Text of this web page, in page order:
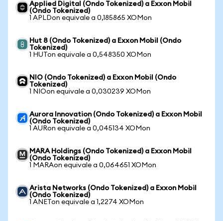
Applied Digital (Ondo Tokenized) a Exxon Mobil
(Ondo Tokenized)
1 APLDon equivale a 0,185865 XOMon
Hut 8 (Ondo Tokenized) a Exxon Mobil (Ondo
Tokenized)
1 HUTon equivale a 0,548350 XOMon
NIO (Ondo Tokenized) a Exxon Mobil (Ondo
Tokenized)
1 NIOon equivale a 0,030239 XOMon
Aurora Innovation (Ondo Tokenized) a Exxon Mobil
(Ondo Tokenized)
1 AURon equivale a 0,045134 XOMon
MARA Holdings (Ondo Tokenized) a Exxon Mobil
(Ondo Tokenized)
1 MARAon equivale a 0,064651 XOMon
Arista Networks (Ondo Tokenized) a Exxon Mobil
(Ondo Tokenized)
1 ANETon equivale a 1,2274 XOMon